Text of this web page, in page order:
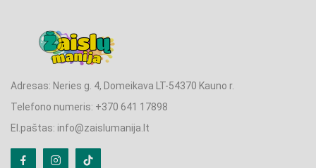
Adresas: Neries g. 4, Domeikava LT-54370 Kauno r.
Telefono numeris: +370 641 17898
El.paštas: info@zaislumanija.lt